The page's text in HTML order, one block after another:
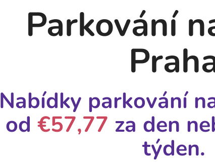
Parkování
Nabídky parkování
od €57,77 za den
týden.